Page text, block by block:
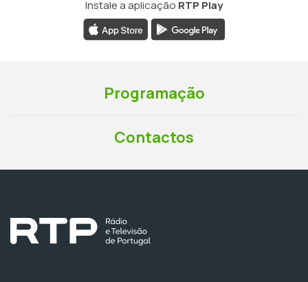
Instale a aplicação RTP Play
Programação
Contactos